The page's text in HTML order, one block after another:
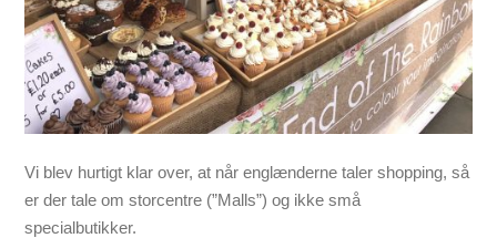
Vi blev hurtigt klar over, at når englænderne taler shopping, så
er der tale om storcentre (”Malls”) og ikke små
specialbutikker.